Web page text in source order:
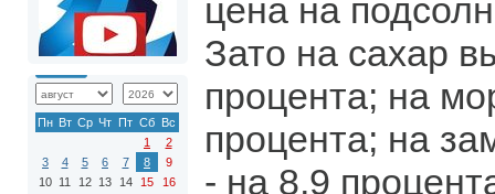
Пн Вт Ср Чт Пт Сб Вс
1
2
3
4 5 6 7 8
9
10 11 12 13 14 15
16
цена на
Зато на сахар
процента; на
процента; на
- на 8,9